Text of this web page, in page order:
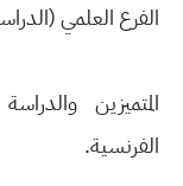
الفرع العلمي
المتميزين
الفرنسية.